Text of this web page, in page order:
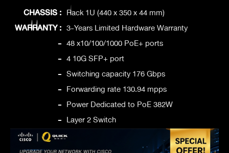
CHASSIS : Rack 1U (440 x 350 x 44 mm)
WARRANTY : 3-Years Limited Hardware Warranty
- 48 x10/100/1000 PoE+ ports
- 4 10G SFP+ port
- Switching capacity 176 Gbps
- Forwarding rate 130.94 mpps
- Power Dedicated to PoE 382W
- Layer 2 Switch